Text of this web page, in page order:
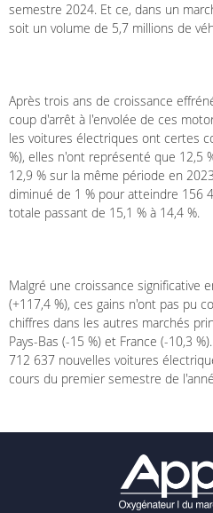
semestre 2024. Et ce, dans un
soit un volume de 5,7 millions de
Après trois ans de croissance
coup d'arrêt à l'envolée de ces
les voitures électriques ont certes
%), elles n'ont représenté que 12,5
12,9 % sur la même période en
diminué de 1 % pour atteindre 156
totale passant de 15,1 % à 14,4 %.
Malgré une croissance significative
(+117,4 %), ces gains n'ont pas pu
chiffres dans les autres marchés
Pays-Bas (-15 %) et France (-10,3
712 637 nouvelles voitures
cours du premier semestre de